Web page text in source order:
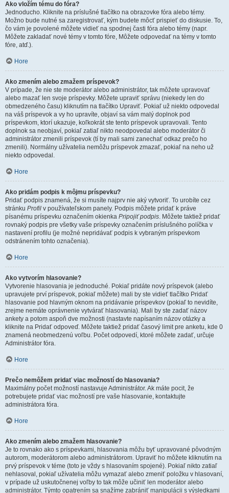
Ako vložím tému do fóra?
Jednoducho. Kliknite na príslušné tlačítko na obrazovke fóra alebo témy.
Možno bude nutné sa zaregistrovať, kým budete môcť prispieť do diskusie. To,
čo vám je povolené môžete vidieť na spodnej časti fóra alebo témy (napr.
Môžete zakladať nové témy v tomto fóre, Môžete odpovedať na témy v tomto
fóre, atď.).
Hore
Ako zmením alebo zmažem príspevok?
V prípade, že nie ste moderátor alebo administrátor, tak môžete upravovať
alebo mazať len svoje príspevky. Môžete upraviť správu (niekedy len do
obmedzeného času) kliknutím na tlačítko Upraviť. Pokiaľ už niekto odpovedal
na váš príspevok a vy ho upravíte, objaví sa vám malý doplnok pod
príspevkom, ktorí ukazuje, koľkokrát ste tento príspevok upravovali. Tento
doplnok sa neobjaví, pokiaľ zatiaľ nikto neodpovedal alebo moderátor či
administrátor zmenili príspevok (tí by mali sami zanechať odkaz prečo ho
zmenili). Normálny užívatelia nemôžu príspevok zmazať, pokiaľ na neho už
niekto odpovedal.
Hore
Ako pridám podpis k môjmu príspevku?
Pridať podpis znamená, že si musíte najprv nie aký vytvoriť. To urobíte cez
stránku Profil v používateľskom panely. Podpis môžete pridať k práve
písanému príspevku označením okienka Pripojiť podpis. Môžete taktiež pridať
rovnaký podpis pre všetky vaše príspevky označením príslušného políčka v
nastavení profilu (je možné nepridávať podpis k vybraným príspevkom
odstránením tohto označenia).
Hore
Ako vytvorím hlasovanie?
Vytvorenie hlasovania je jednoduché. Pokiaľ pridáte nový príspevok (alebo
upravujete prví príspevok, pokiaľ môžete) mali by ste vidieť tlačítko Pridať
hlasovanie pod hlavným oknom na pridávanie príspevkov (pokiaľ to nevidíte,
zrejme nemáte oprávnenie vytvárať hlasovania). Mali by ste zadať názov
ankety a potom aspoň dve možnosti (nastavte napísaním názov otázky a
kliknite na Pridať odpoveď. Môžete taktiež pridať časový limit pre anketu, kde 0
znamená neobmedzenú voľbu. Počet odpovedí, ktoré môžete zadať, určuje
Administrátor fóra.
Hore
Prečo nemôžem pridať viac možností do hlasovania?
Maximálny počet možností nastavuje Administrátor. Ak máte pocit, že
potrebujete pridať viac možností pre vaše hlasovanie, kontaktujte
administrátora fóra.
Hore
Ako zmením alebo zmažem hlasovanie?
Je to rovnako ako s príspevkami, hlasovania môžu byť upravované pôvodným
autorom, moderátorom alebo administrátorom. Upraviť ho môžete kliknutím na
prvý príspevok v téme (toto je vždy s hlasovaním spojené). Pokiaľ nikto zatiaľ
nehlasoval, pokiaľ užívatelia môžu vymazať alebo zmeniť položku v hlasovaní,
v prípade už uskutočnenej voľby to tak môže učiniť len moderátor alebo
administrátor. Týmto opatrením sa snažíme zabrániť manipulácii s výsledkami